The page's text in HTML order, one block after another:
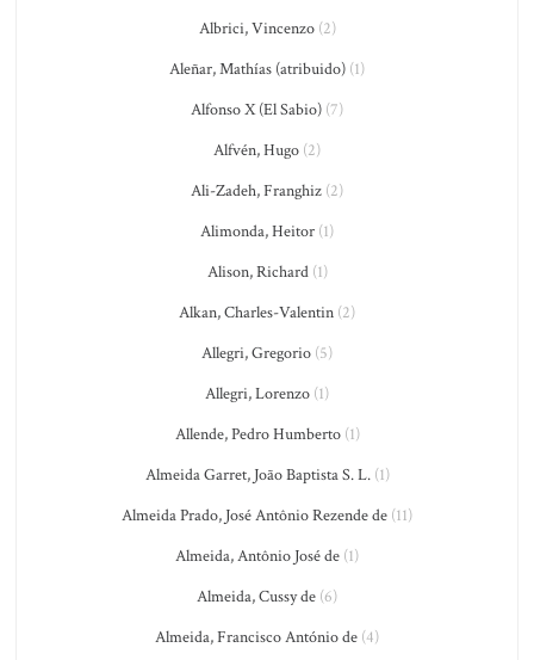
Albrici, Vincenzo(2)
Aleñar, Mathías (atribuido) (1)
Alfonso X (El Sabio) (7)
Alfvén, Hugo (2)
Ali-Zadeh, Franghiz (2)
Alimonda, Heitor (1)
Alison, Richard(1)
Alkan, Charles-Valentin (2)
Allegri, Gregorio (5)
Allegri, Lorenzo (1)
Allende, Pedro Humberto(1)
Almeida Garret, João Baptista S. L.(1)
Almeida Prado, José Antônio Rezende de (11)
Almeida, Antônio José de (1)
Almeida, Cussy de (6)
Almeida, Francisco António de (4)